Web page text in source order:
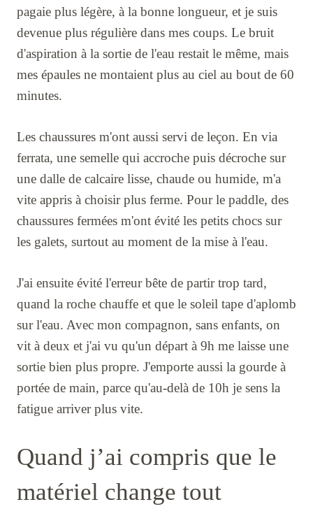
pagaie plus légère, à la bonne longueur, et je suis
devenue plus régulière dans mes coups. Le bruit
d'aspiration à la sortie de l'eau restait le même, mais
mes épaules ne montaient plus au ciel au bout de 60
minutes.
Les chaussures m'ont aussi servi de leçon. En via
ferrata, une semelle qui accroche puis décroche sur
une dalle de calcaire lisse, chaude ou humide, m'a
vite appris à choisir plus ferme. Pour le paddle, des
chaussures fermées m'ont évité les petits chocs sur
les galets, surtout au moment de la mise à l'eau.
J'ai ensuite évité l'erreur bête de partir trop tard,
quand la roche chauffe et que le soleil tape d'aplomb
sur l'eau. Avec mon compagnon, sans enfants, on
vit à deux et j'ai vu qu'un départ à 9h me laisse une
sortie bien plus propre. J'emporte aussi la gourde à
portée de main, parce qu'au-delà de 10h je sens la
fatigue arriver plus vite.
Quand j’ai compris que le
matériel change tout